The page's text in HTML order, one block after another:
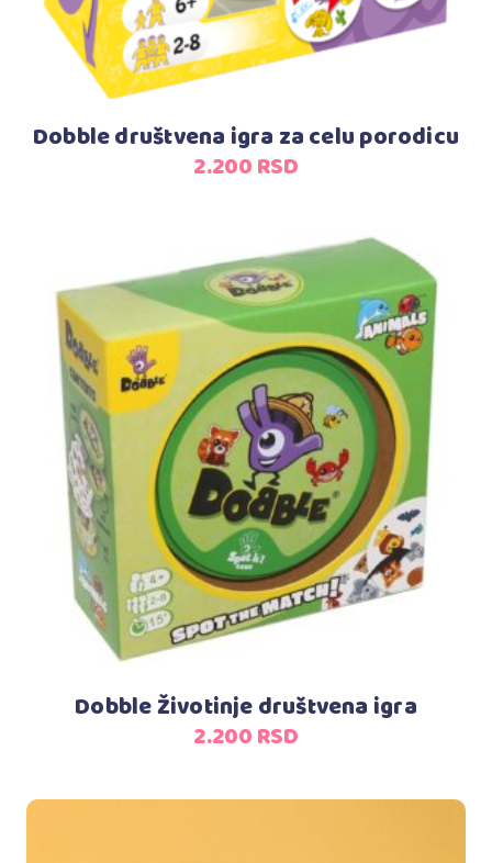
Dobble društvena igra za celu porodicu
2.200RSD
Dodaj u korpu
Dobble Životinje društvena igra
2.200RSD